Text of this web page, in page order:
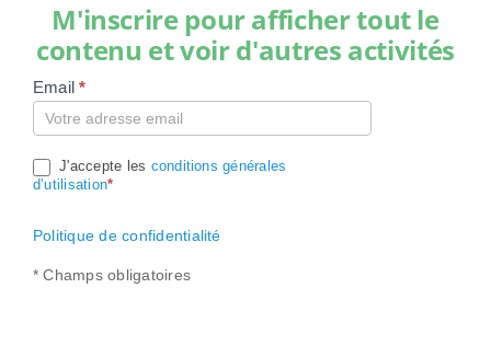
M'inscrire pour afficher tout le
contenu et voir d'autres activités
Compte
Email*
J'accepte les conditions générales
d’utilisation*
Politique de confidentialité
* Champs obligatoires